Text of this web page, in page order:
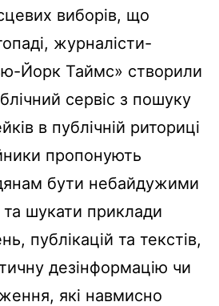
виборів, що
журналісти-
Йорк Таймс» створили
сервіс з пошуку
в публічній риториці
пропонують
бути небайдужими
та шукати приклади
публікацій та текстів,
дезінформацію чи
які навмисно